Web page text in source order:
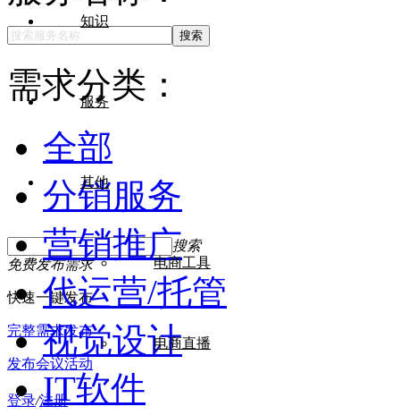
知识
服务
其他
电商工具
电商直播
搜索
免费发布需求
快速一键发布
完整需求发布
发布会议活动
登录/注册
搜索
需求分类：
全部
分销服务
营销推广
代运营/托管
视觉设计
IT软件